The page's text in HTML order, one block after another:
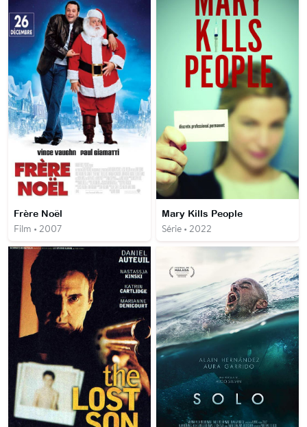
Frère Noël
Film • 2007
Mary Kills People
Série • 2022